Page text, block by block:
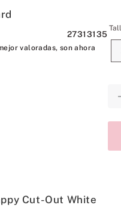
27313135
valoradas, son ahora
Cut-Out White